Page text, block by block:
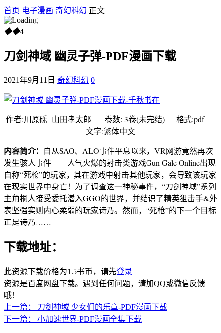
首页 电子漫画 奇幻科幻 正文
◆◆4
刀剑神域 幽灵子弹-PDF漫画下载
2021年9月11日 奇幻科幻 0
作者:川原砾 山田孝太郎 卷数: 3卷(未完结) 格式:pdf
文字:繁体中文
内容简介： 自从SAO、ALO事件平息以来，VR网游竟然再次
发生骇人事件——人气火爆的射击类游戏Gun Gale Online出现
自称“死枪”的玩家，其在游戏中射击其他玩家，会导致该玩家
在现实世界中身亡！为了调查这一神秘事件，“刀剑神域”系列
主角桐人接受委托潜入GGO的世界，并结识了精英狙击手&外
表坚强实则内心柔弱的玩家诗乃。然而，“死枪”的下一个目标
正是诗乃……
下载地址：
此资源下载价格为1.5书币，请先登录
资源是百度网盘下载。遇到任何问题，请加QQ或微信反馈
哦！
上一篇：
刀剑神域 少女们的乐章-PDF漫画下载
下一篇：
小加速世界-PDF漫画全集下载